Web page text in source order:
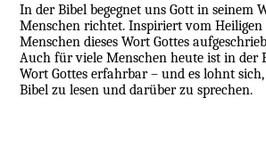
In der Bibel begegnet uns Gott in seinem
Menschen richtet. Inspiriert vom Heiligen
Menschen dieses Wort Gottes
Auch für viele Menschen heute ist in der
Wort Gottes erfahrbar – und es lohnt
Bibel zu lesen und darüber zu sprechen.